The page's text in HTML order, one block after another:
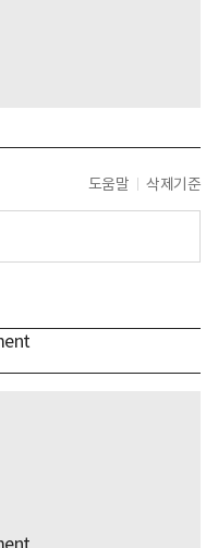
도움말 삭제기준